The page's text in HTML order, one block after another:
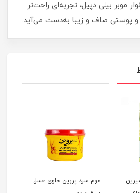
موبر بیلی دپیل، تجربه‌ای راحت‌تر
و پوستی صاف و زیبا به‌دست می‌آید.
موم سرد پروین حاوی عسل